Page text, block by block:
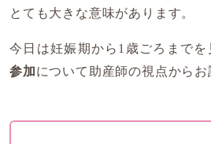
とても大きな意味があります。
今日は妊娠期から1歳ごろまでを
参加について助産師の視点からお